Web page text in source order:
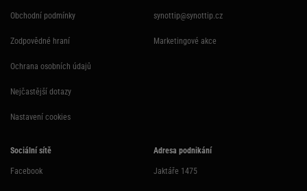
Obchodní podmínky
Zodpovědné hraní
Ochrana osobních údajů
Nejčastější dotazy
Nastavení cookies
synottip@synottip.cz
Marketingové akce
Sociální sítě
Facebook
Adresa podnikání
Jaktáře 1475